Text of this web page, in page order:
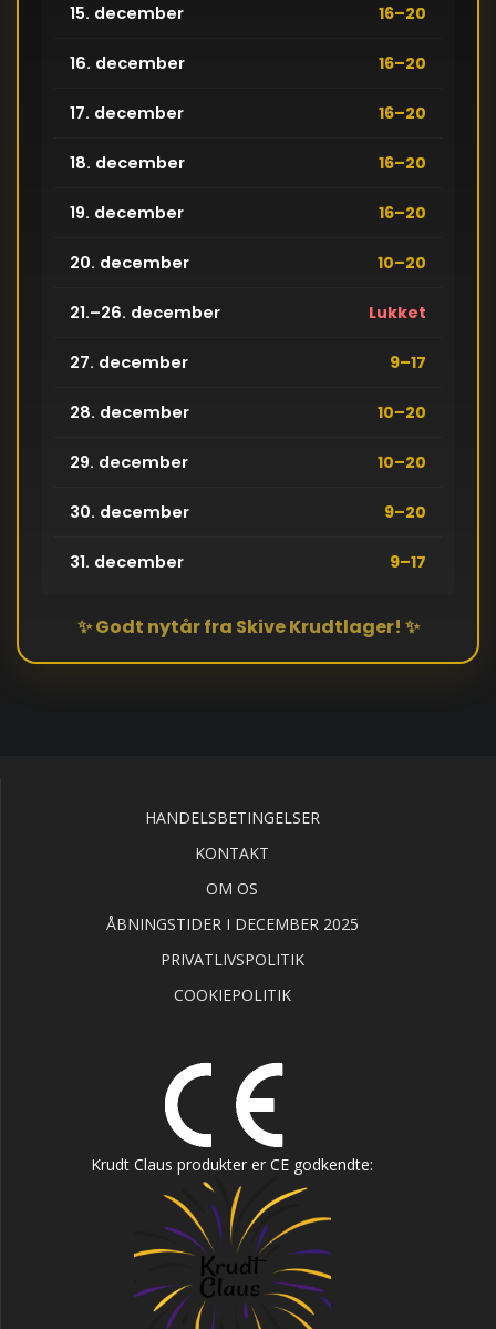
15. december 16–20
16. december 16–20
17. december 16–20
18. december 16–20
19. december 16–20
20. december 10–20
21.–26. december Lukket
27. december 9–17
28. december 10–20
29. december 10–20
30. december 9–20
31. december 9–17
✨ Godt nytår fra Skive Krudtlager! ✨
HANDELSBETINGELSER
KONTAKT
OM OS
ÅBNINGSTIDER I DECEMBER 2025
PRIVATLIVSPOLITIK
COOKIEPOLITIK
Krudt Claus produkter er CE godkendte: